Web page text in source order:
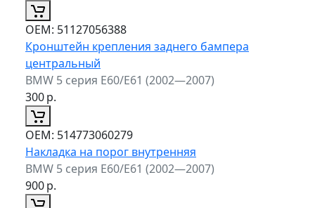
ОЕМ: 51127056388
Кронштейн крепления заднего бампера
центральный
BMW 5 серия E60/E61 (2002—2007)
300р.
ОЕМ: 514773060279
Накладка на порог внутренняя
BMW 5 серия E60/E61 (2002—2007)
900р.